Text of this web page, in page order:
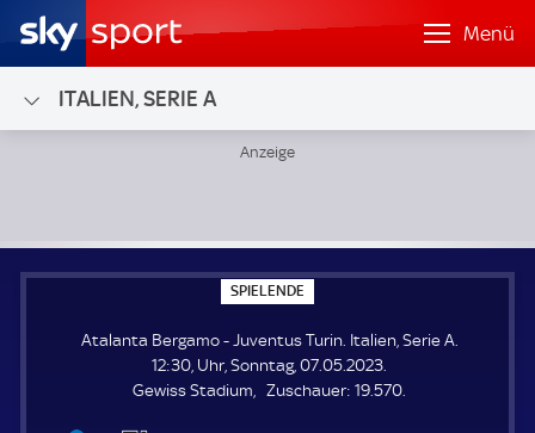
Menü
ITALIEN, SERIE A
SPIELENDE
P
E
L
E
N
Atalanta Bergamo - Juventus Turin. Italien, Serie A.
12:30, Uhr, Sonntag, 07.05.2023.
Gewiss Stadium
Zuschauer: Z
19.570.